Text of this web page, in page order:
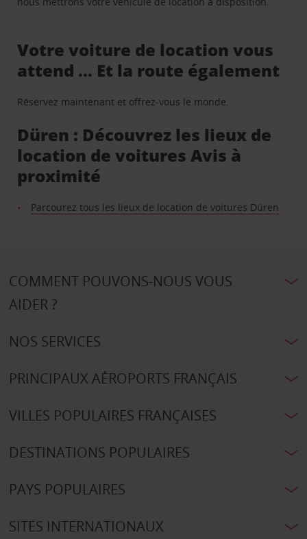
Votre voiture de location vous
attend … Et la route également
Réservez maintenant et offrez-vous le monde.
Düren : Découvrez les lieux de
location de voitures Avis à
proximité
Parcourez tous les lieux de location de voitures Düren
COMMENT POUVONS-NOUS VOUS
AIDER ?
NOS SERVICES
PRINCIPAUX AÉROPORTS FRANÇAIS
VILLES POPULAIRES FRANÇAISES
DESTINATIONS POPULAIRES
PAYS POPULAIRES
SITES INTERNATIONAUX